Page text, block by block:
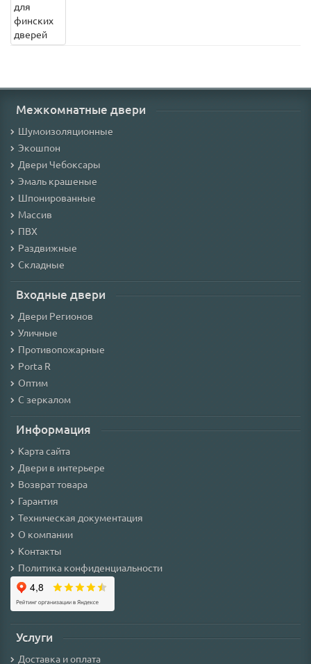
Межкомнатные двери
Шумоизоляционные
Экошпон
Двери Чебоксары
Эмаль крашеные
Шпонированные
Массив
ПВХ
Раздвижные
Складные
Входные двери
Двери Регионов
Уличные
Противопожарные
Porta R
Оптим
С зеркалом
Информация
Карта сайта
Двери в интерьере
Возврат товара
Гарантия
Техническая документация
О компании
Контакты
Политика конфиденциальности
Услуги
Доставка и оплата